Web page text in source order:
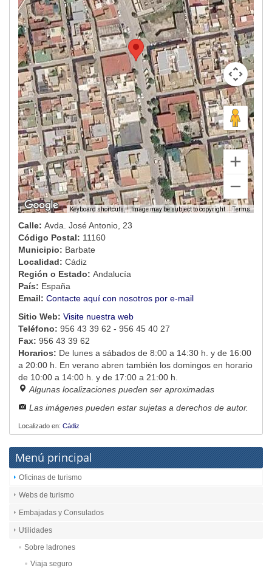
Keyboard shortcuts Image may be subject to copyright Terms
Calle: Avda. José Antonio, 23
Código Postal: 11160
Municipio: Barbate
Localidad: Cádiz
Región o Estado: Andalucía
País: España
Email: Contacte aquí con nosotros por e-mail
Sitio Web: Visite nuestra web
Teléfono: 956 43 39 62 - 956 45 40 27
Fax: 956 43 39 62
Horarios: De lunes a sábados de 8:00 a 14:30 h. y de 16:00
a 20:00 h. En verano abren también los domingos en horario
de 10:00 a 14:00 h. y de 17:00 a 21:00 h.
Algunas localizaciones pueden ser aproximadas
Las imágenes pueden estar sujetas a derechos de autor.
Localizado en: Cádiz
Menú principal
Oficinas de turismo
Webs de turismo
Embajadas y Consulados
Utilidades
Sobre ladrones
Viaja seguro